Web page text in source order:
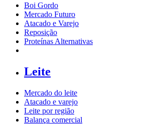
Boi Gordo
Mercado Futuro
Atacado e Varejo
Reposição
Proteínas Alternativas
Leite
Mercado do leite
Atacado e varejo
Leite por região
Balança comercial